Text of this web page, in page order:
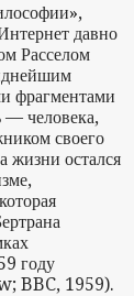
давно
Расселом
фрагментами
— человека,
своего
жизни остался
году
BBC, 1959).